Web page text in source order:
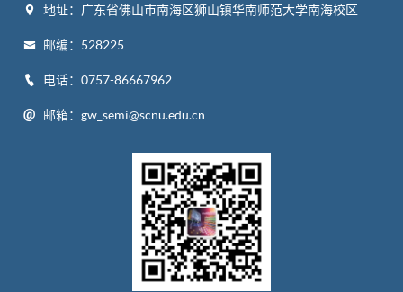
地址：广东省佛山市南海区狮山镇华南师范大学南海校区
邮编：528225
电话：0757-86667962
邮箱：gw_semi@scnu.edu.cn